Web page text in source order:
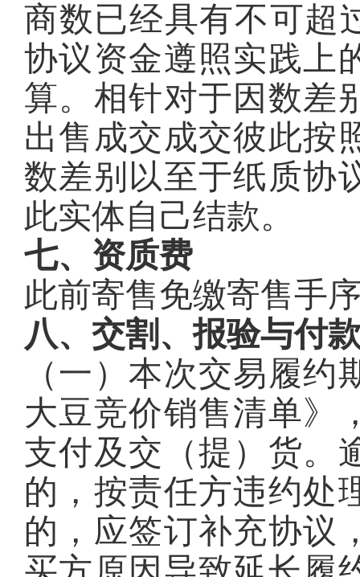
商数已经具有不可超
协议资金遵照实践上
算。相针对于因数差
出售成交成交彼此按
数差别以至于纸质协
此实体自己结款。
七、资质费
此前寄售免缴寄售手
八、交割、报验与付
（一）本次交易履
大豆竞价销售清单》
支付及交（提）货。
的，按责任方违约处
的，应签订补充协议